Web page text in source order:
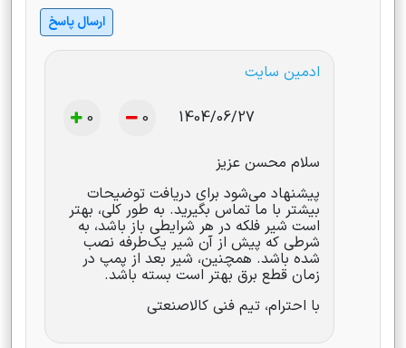
ارسال پاسخ
ادمین سایت
1404/06/27
0
0
سلام محسن عزیز
پیشنهاد می‌شود برای دریافت توضیحات
بیشتر با ما تماس بگیرید. به طور کلی، بهتر
است شیر فلکه در هر شرایطی باز باشد، به
شرطی که پیش از آن شیر یک‌طرفه نصب
شده باشد. همچنین، شیر بعد از پمپ در
زمان قطع برق بهتر است بسته باشد.
با احترام، تیم فنی کالاصنعتی